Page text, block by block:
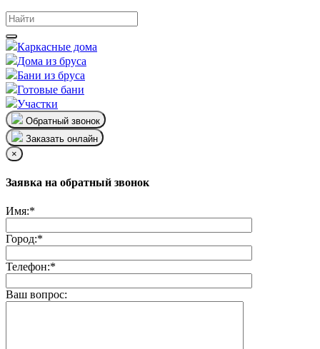
Каркасные дома
Дома из бруса
Бани из бруса
Готовые бани
Участки
Обратный звонок
Заказать онлайн
×
Заявка на обратный звонок
Имя:*
Город:*
Телефон:*
Ваш вопрос: